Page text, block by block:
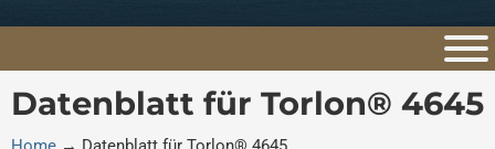
k
n
Datenblatt für Torlon® 4645